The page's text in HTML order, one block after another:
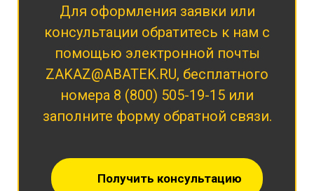
Для оформления заявки или
консультации обратитесь к нам с
помощью электронной почты
ZAKAZ@ABATEK.RU, бесплатного
номера 8 (800) 505-19-15 или
заполните форму обратной связи.
Получить консультацию